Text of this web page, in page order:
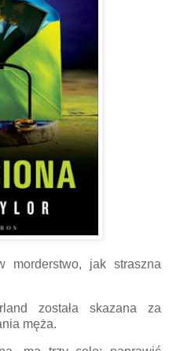
morderstwo, jak straszna
została skazana za
męża.